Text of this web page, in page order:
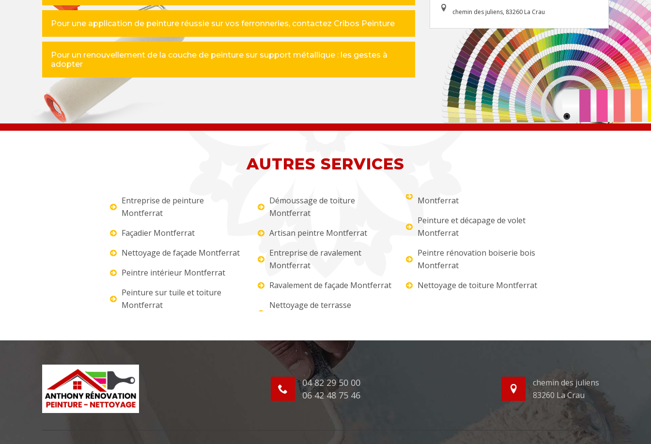
Pour une application de peinture réussie sur vos ferronneries, contactez Cribos Peinture
Pour un renouvellement de la couche de peinture sur support métallique : les gestes à
adopter
chemin des juliens, 83260 La Crau
AUTRES SERVICES
Entreprise de peinture
Montferrat
Façadier Montferrat
Nettoyage de façade Montferrat
Peintre intérieur Montferrat
Peinture sur tuile et toiture
Montferrat
Démoussage de toiture
Montferrat
Artisan peintre Montferrat
Entreprise de ravalement
Montferrat
Ravalement de façade Montferrat
Nettoyage de terrasse
Montferrat
Peinture et décapage de volet
Montferrat
Peintre rénovation boiserie bois
Montferrat
Nettoyage de toiture Montferrat
04 82 29 50 00
06 42 48 75 46
chemin des juliens
83260 La Crau